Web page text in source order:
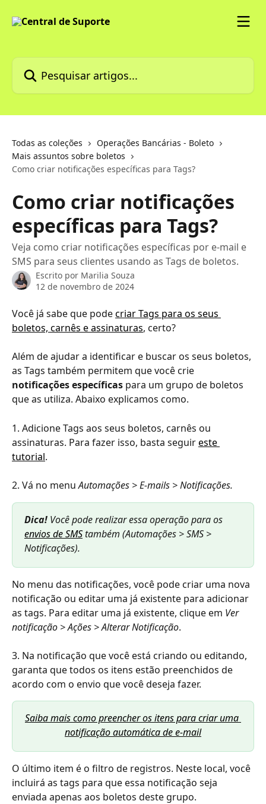
Pesquisar artigos...
Todas as coleções
Operações Bancárias - Boleto
Mais assuntos sobre boletos
Como criar notificações específicas para Tags?
Como criar notificações
específicas para Tags?
Veja como criar notificações específicas por e-mail e
SMS para seus clientes usando as Tags de boletos.
Escrito por Marilia Souza
12 de novembro de 2024
Você já sabe que pode criar Tags para os seus
boletos, carnês e assinaturas, certo?
Além de ajudar a identificar e buscar os seus boletos,
as Tags também permitem que você crie
notificações específicas para um grupo de boletos
que as utiliza. Abaixo explicamos como.
1. Adicione Tags aos seus boletos, carnês ou
assinaturas. Para fazer isso, basta seguir este
tutorial.
2. Vá no menu Automações > E-mails > Notificações.
Dica! Você pode realizar essa operação para os
envios de SMS também (Automações > SMS >
Notificações).
No menu das notificações, você pode criar uma nova
notificação ou editar uma já existente para adicionar
as tags. Para editar uma já existente, clique em Ver
notificação > Ações > Alterar Notificação.
3. Na notificação que você está criando ou editando,
garanta que todos os itens estão preenchidos de
acordo com o envio que você deseja fazer.
Saiba mais como preencher os itens para criar uma
notificação automática de e-mail
O último item é o filtro de registros. Neste local, você
incluirá as tags para que essa notificação seja
enviada apenas aos boletos deste grupo.